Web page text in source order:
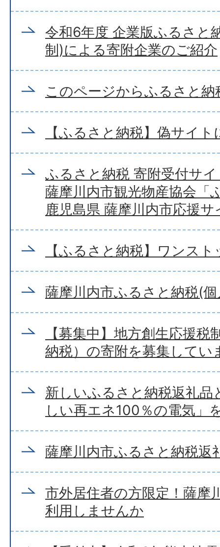
令和6年度 企業版ふるさと
制)による寄附企業のご紹介
このページからふるさと
【ふるさと納税】偽サイ
ふるさと納税 寄附受付サ
薩摩川内市観光物産協会「
鹿児島県 薩摩川内市応援サ
【ふるさと納税】ワンス
薩摩川内市ふるさと納税(
【募集中】地方創生応援
納税）の寄附を募集してい
新しいふるさと納税返礼品
しい再エネ100％の電気」
薩摩川内市ふるさと納税返
市外居住者の方限定！薩摩
利用しませんか